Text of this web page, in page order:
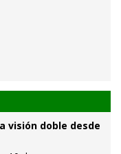
visión doble desde